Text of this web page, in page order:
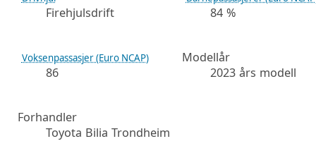
Firehjulsdrift 84 %
Voksenpassasjer (Euro NCAP)
86
Modellår
2023 års modell
Forhandler
Toyota Bilia Trondheim